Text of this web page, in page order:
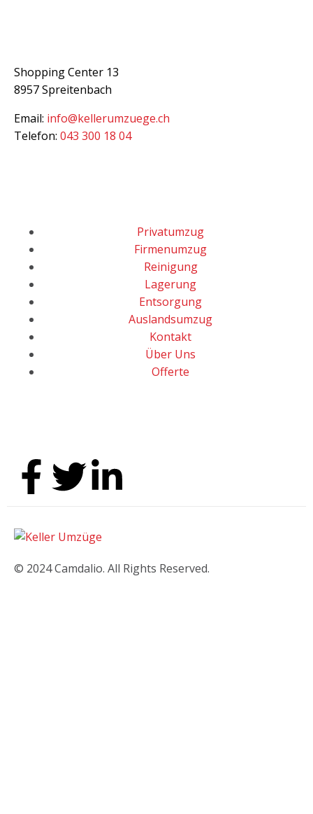
Shopping Center 13
8957 Spreitenbach
Email: info@kellerumzuege.ch
Telefon: 043 300 18 04
Privatumzug
Firmenumzug
Reinigung
Lagerung
Entsorgung
Auslandsumzug
Kontakt
Über Uns
Offerte
© 2024 Camdalio. All Rights Reserved.